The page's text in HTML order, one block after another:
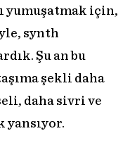
yumuşatmak için,
synth
Şu an bu
şekli daha
daha sivri ve
yansıyor.